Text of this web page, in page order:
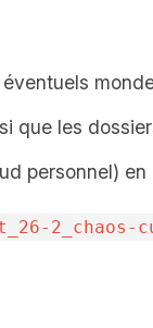
que les
personnel) en
2_chaos-